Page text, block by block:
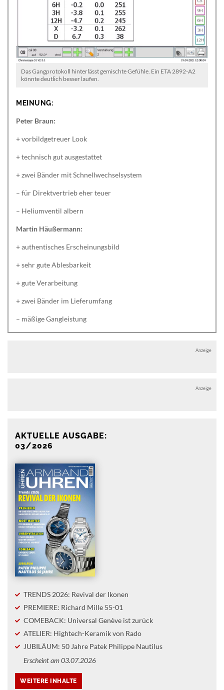
Das Gangprotokoll hinterlässt gemischte Gefühle. Ein ETA 2892-A2
könnte deutlich besser laufen.
MEINUNG:
Peter Braun:
+ vorbildgetreuer Look
+ technisch gut ausgestattet
+ zwei Bänder mit Schnellwechselsystem
– für Direktvertrieb eher teuer
– Heliumventil albern
Martin Häußermann:
+ authentisches Erscheinungsbild
+ sehr gute Ablesbarkeit
+ gute Verarbeitung
+ zwei Bänder im Lieferumfang
– mäßige Gangleistung
Anzeige
Anzeige
AKTUELLE AUSGABE:
03/2026
TRENDS 2026: Revival der Ikonen
PREMIERE: Richard Mille 55-01
COMEBACK: Universal Genève ist zurück
ATELIER: Hightech-Keramik von Rado
JUBILÄUM: 50 Jahre Patek Philippe Nautilus
Erscheint am 03.07.2026